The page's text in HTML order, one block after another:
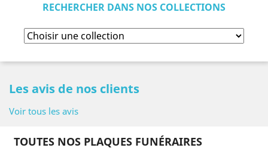
RECHERCHER DANS NOS COLLECTIONS
Les avis de nos clients
Voir tous les avis
TOUTES NOS PLAQUES FUNÉRAIRES